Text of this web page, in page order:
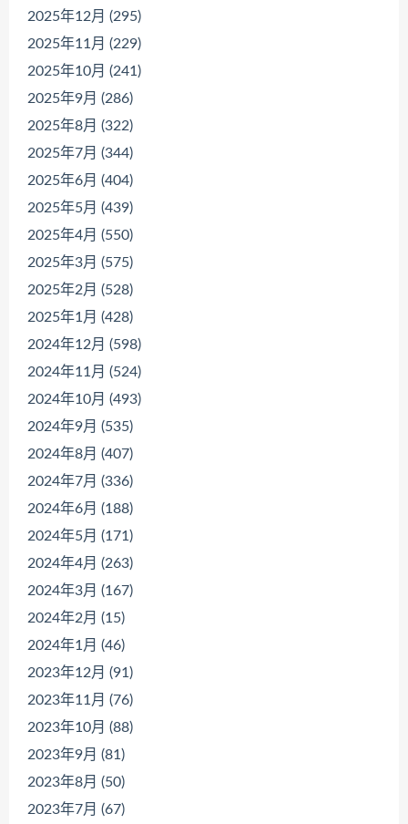
2025年12月 (295)
2025年11月 (229)
2025年10月 (241)
2025年9月 (286)
2025年8月 (322)
2025年7月 (344)
2025年6月 (404)
2025年5月 (439)
2025年4月 (550)
2025年3月 (575)
2025年2月 (528)
2025年1月 (428)
2024年12月 (598)
2024年11月 (524)
2024年10月 (493)
2024年9月 (535)
2024年8月 (407)
2024年7月 (336)
2024年6月 (188)
2024年5月 (171)
2024年4月 (263)
2024年3月 (167)
2024年2月 (15)
2024年1月 (46)
2023年12月 (91)
2023年11月 (76)
2023年10月 (88)
2023年9月 (81)
2023年8月 (50)
2023年7月 (67)